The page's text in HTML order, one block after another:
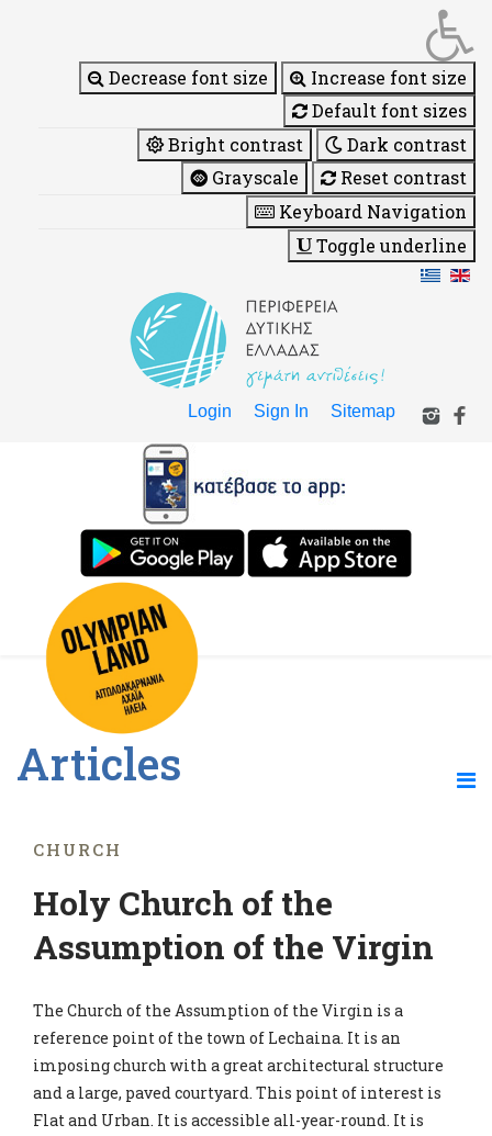
Decrease font size
Increase font size
Default font sizes
Bright contrast
Dark contrast
Grayscale
Reset contrast
Keyboard Navigation
Toggle underline
Login Sign In Sitemap
Articles
CHURCH
Holy Church of the
Assumption of the Virgin
The Church of the Assumption of the Virgin is a
reference point of the town of Lechaina. It is an
imposing church with a great architectural structure
and a large, paved courtyard. This point of interest is
Flat and Urban. It is accessible all-year-round. It is